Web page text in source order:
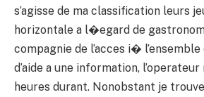
s’agisse de ma classification leurs
horizontale a l�egard de
compagnie de l’acces i�
d’aide a une information,
heures durant. Nonobstant je